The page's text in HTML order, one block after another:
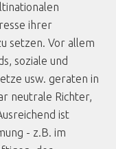
ihrer
setzen. Vor allem
soziale und
usw. geraten in
neutrale Richter,
ist
- z.B. im